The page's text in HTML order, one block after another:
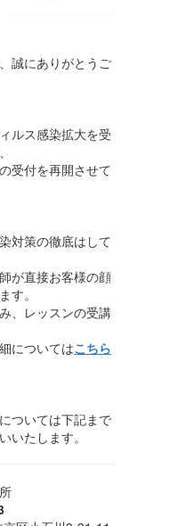
誠にありがとうご
ルス感染拡大を受
受付を再開させて
対策の徹底はして
が直接お客様の顔
す。
、レッスンの受講
についてはこちら
ついては下記まで
いたします。